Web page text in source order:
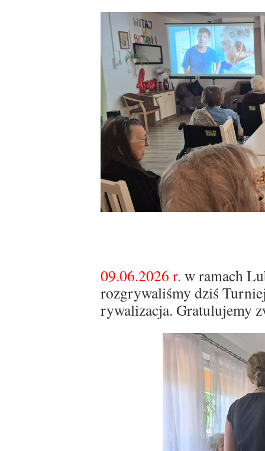
09.06.2026 r. w ramach
rozgrywaliśmy dziś
rywalizacja. Gratulujemy